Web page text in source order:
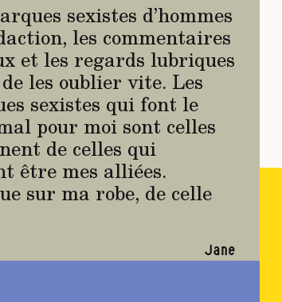
sexistes d’hommes
les commentaires
et les regards lubriques
les oublier vite. Les
sexistes qui font le
pour moi sont celles
de celles qui
être mes alliées.
sur ma robe, de celle
Jane